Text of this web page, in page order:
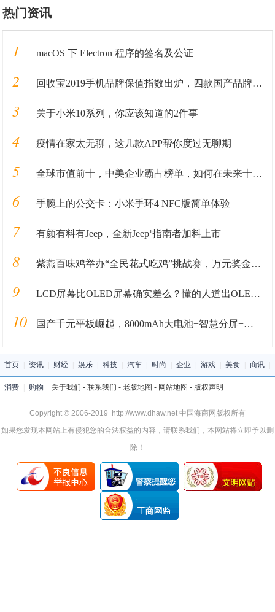
热门资讯
1 macOS 下 Electron 程序的签名及公证
2 回收宝2019手机品牌保值指数出炉，四款国产品牌保值率超华为
3 关于小米10系列，你应该知道的2件事
4 疫情在家太无聊，这几款APP帮你度过无聊期
5 全球市值前十，中美企业霸占榜单，如何在未来十年里长盛不衰
6 手腕上的公交卡：小米手环4 NFC版简单体验
7 有颜有料有Jeep，全新Jeep⁺指南者加料上市
8 紫燕百味鸡举办“全民花式吃鸡”挑战赛，万元奖金等你拿！
9 LCD屏幕比OLED屏幕确实差么？懂的人道出OLED屏的3大劣势
10 国产千元平板崛起，8000mAh大电池+智慧分屏+强劲性能
首页 资讯 财经 娱乐 科技 汽车 时尚 企业 游戏 美食 商讯
消费 购物 关于我们 - 联系我们 - 老版地图 - 网站地图 - 版权声明
Copyright © 2006-2019 http://www.dhaw.net 中国海商网版权所有
如果您发现本网站上有侵犯您的合法权益的内容，请联系我们，本网站将立即予以删
除！